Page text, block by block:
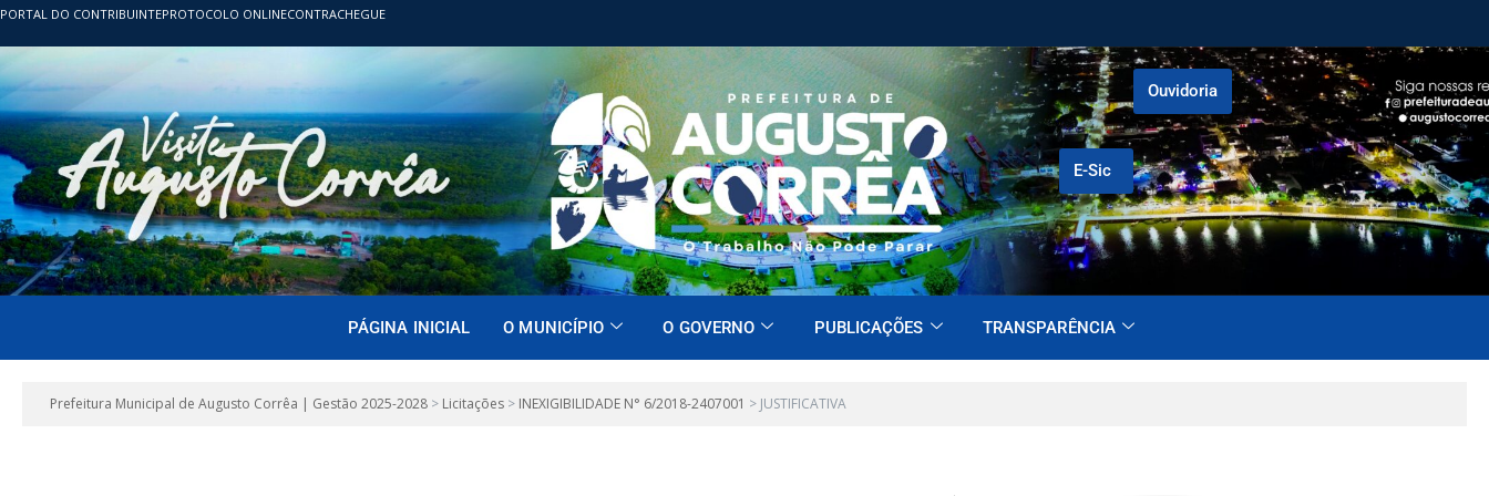
PORTAL DO CONTRIBUINTEPROTOCOLO ONLINECONTRACHEGUE
E-Sic
Ouvidoria
PÁGINA INICIAL O MUNICÍPIO O GOVERNO PUBLICAÇÕES TRANSPARÊNCIA
Prefeitura Municipal de Augusto Corrêa | Gestão 2025-2028 > Licitações > INEXIGIBILIDADE N° 6/2018-2407001 > JUSTIFICATIVA